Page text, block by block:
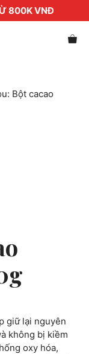
800K VNĐ
Bột cacao
giữ lại nguyên
không bị kiềm
oxy hóa,